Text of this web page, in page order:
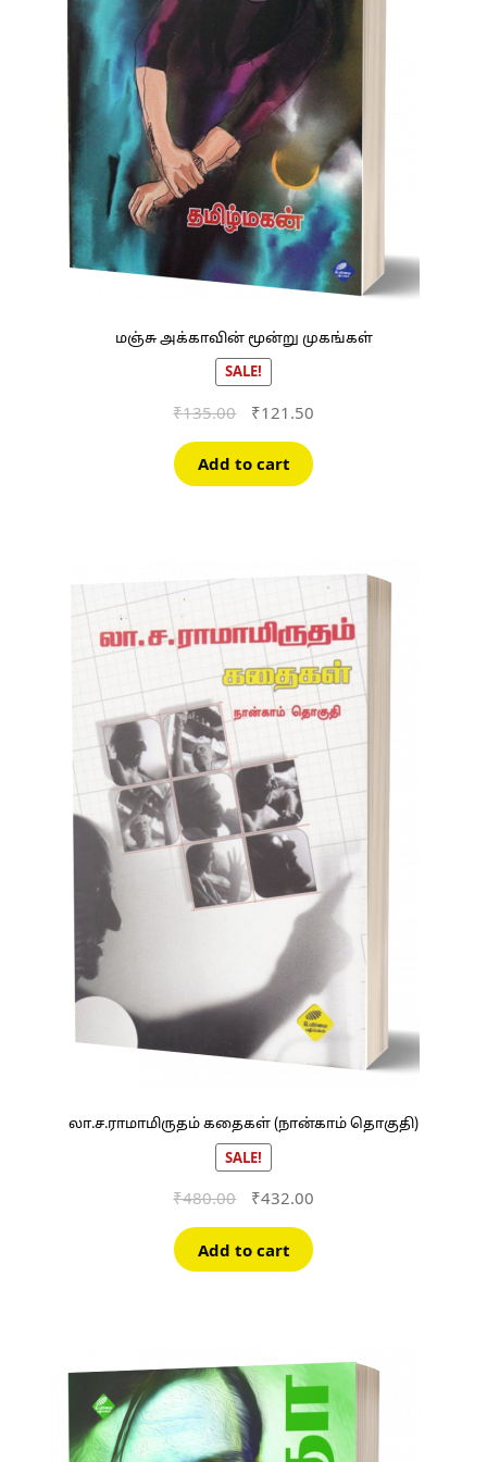
மஞ்சு அக்காவின் மூன்று முகங்கள்
SALE!
₹135.00
Original
was:
₹135.00.
₹121.50Current
is:
Add to cart
லா.ச.ராமாமிருதம் கதைகள் (நான்காம் தொகுதி)
SALE!
₹480.00
Original
was:
₹480.00.
₹432.00Current
is:
Add to cart